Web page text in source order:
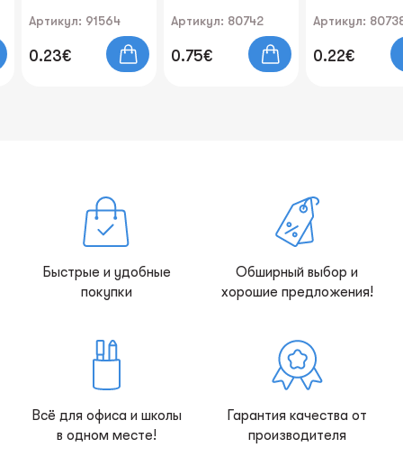
Артикул: 91564
0.23€
Артикул: 80742
0.75€
Артикул:
0.22€
Быстрые и удобные
покупки
Обширный выбор и
хорошие предложения!
Всё для офиса и школы
в одном месте!
Гарантия качества от
производителя